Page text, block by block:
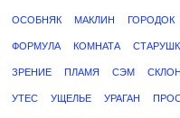
ОСОБНЯК МАКЛИН ГОРОДОК
ФОРМУЛА КОМНАТА
ЗРЕНИЕ ПЛАМЯ СЭМ СКЛОН
УТЕС УЩЕЛЬЕ УРАГАН